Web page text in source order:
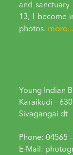
and
13, I become
photos. more...
Young Indian
Karaikudi – 630
Sivagangai dt
Phone: 04565
E-Mail: